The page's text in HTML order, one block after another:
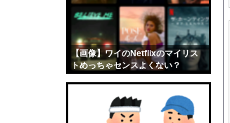
【画像】ワイのNetflixのマイリス
トめっちゃセンスよくない？